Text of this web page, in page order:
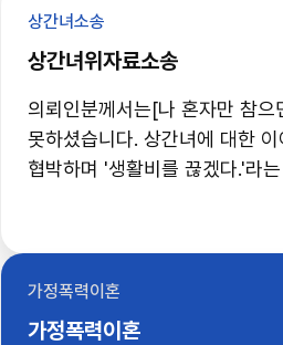
상간녀소송
상간녀위자료소송
의뢰인분께서는[나 혼자만 참
못하셨습니다. 상간녀에 대한
협박하며 '생활비를 끊겠다.'라
가정폭력이혼
가정폭력이혼